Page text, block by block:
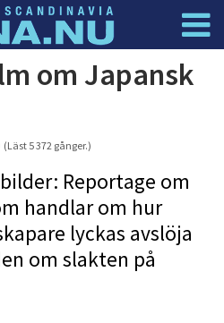
Logga in
om Japansk
5 372 gånger.)
Reportage om
handlar om hur
lyckas avslöja
om slakten på